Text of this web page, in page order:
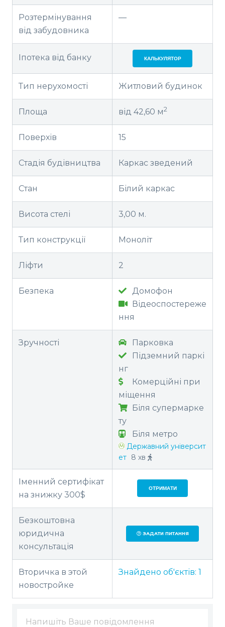
Розтермінування
від забудовника
—
Іпотека від банку КАЛЬКУЛЯТОР
Тип нерухомості Житловий будинок
Площа від 42,60 м2
Поверхів 15
Стадія будівництва Каркас зведений
Стан Білий каркас
Висота стелі 3,00 м.
Тип конструкції Моноліт
Ліфти 2
Безпека
Домофон
Відеоспостереже
ння
Зручності
Парковка
Підземний паркі
нг
Комерційні при
міщення
Біля супермарке
ту
Біля метро
Державний університ
ет 8 хв
Іменний сертифікат
на знижку 300$
ОТРИМАТИ
Безкоштовна
юридична
консультація
ЗАДАТИ ПИТАННЯ
Вторичка в этой
новостройке
Знайдено об'єктів: 1